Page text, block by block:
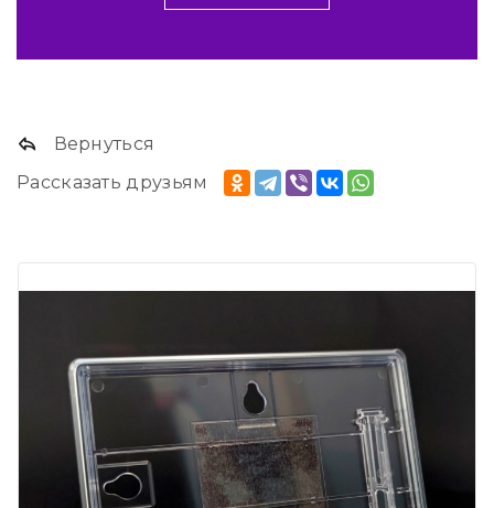
Вернуться
Рассказать друзьям